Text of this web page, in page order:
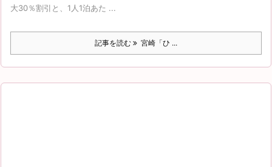
大30％割引と、1人1泊あた ...
記事を読む 宮崎「ひ ...